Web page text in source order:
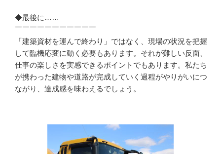
◆最後に……
￣￣￣￣￣￣￣￣￣￣￣
「建築資材を運んで終わり」ではなく、現場の状況を把握
して臨機応変に動く必要もあります。それが難しい反面、
仕事の楽しさを実感できるポイントでもあります。私たち
が携わった建物や道路が完成していく過程がやりがいにつ
ながり、達成感を味わえるでしょう。